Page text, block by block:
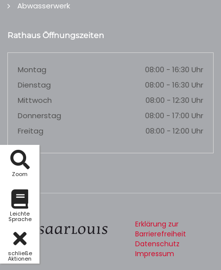
Zoom
Leichte
Sprache
schließe
Aktionen
Abwasserwerk
Rathaus Öffnungszeiten
Montag
08:00 - 16:30 Uhr
Dienstag
08:00 - 16:30 Uhr
Mittwoch
08:00 - 12:30 Uhr
Donnerstag
08:00 - 17:00 Uhr
Freitag
08:00 - 12:00 Uhr
Erklärung zur
Barrierefreiheit
Datenschutz
Impressum